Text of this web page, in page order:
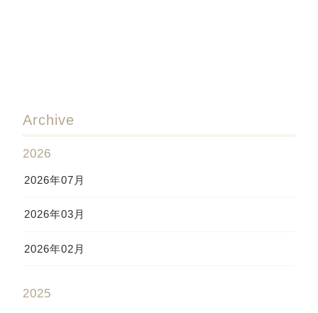
Archive
2026
2026年07月
2026年03月
2026年02月
2025